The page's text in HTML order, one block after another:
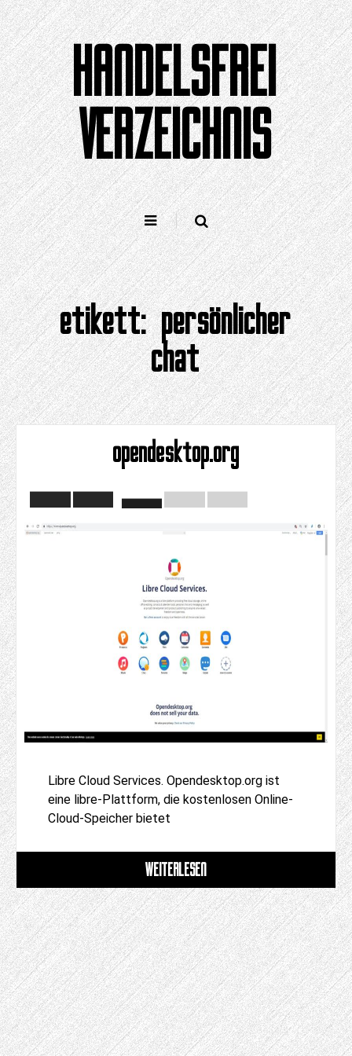
Zum
Inhalt
springen
HANDELSFREI
VERZEICHNIS
etikett:persönlicher
chat
opendesktop.org
Libre Cloud Services. Opendesktop.org ist
eine libre-Plattform, die kostenlosen Online-
Cloud-Speicher bietet
WEITERLESEN